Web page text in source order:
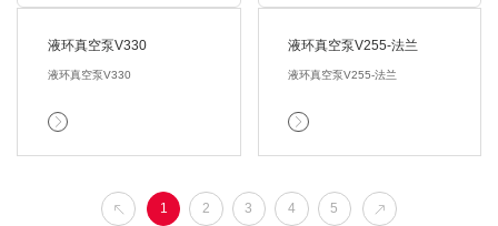
液环真空泵V330
液环真空泵V330

液环真空泵V255-法兰
液环真空泵V255-法兰

 1 2 3 4 5 